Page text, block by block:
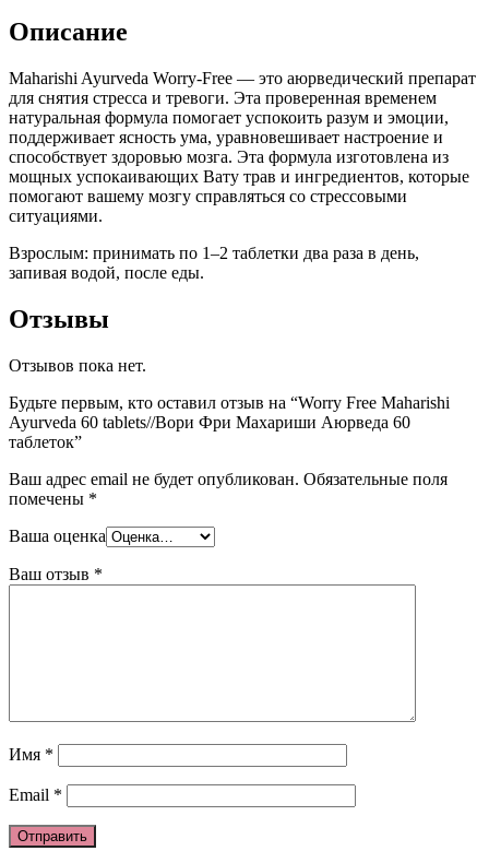
Описание
Maharishi Ayurveda Worry-Free — это аюрведический препарат
для снятия стресса и тревоги. Эта проверенная временем
натуральная формула помогает успокоить разум и эмоции,
поддерживает ясность ума, уравновешивает настроение и
способствует здоровью мозга. Эта формула изготовлена ​​из
мощных успокаивающих Вату трав и ингредиентов, которые
помогают вашему мозгу справляться со стрессовыми
ситуациями.
Взрослым: принимать по 1–2 таблетки два раза в день,
запивая водой, после еды.
Отзывы
Отзывов пока нет.
Будьте первым, кто оставил отзыв на “Worry Free Maharishi
Ayurvedа 60 tablets//Вори Фри Махариши Аюрведа 60
таблеток”
Ваш адрес email не будет опубликован. Обязательные поля
помечены *
Ваша оценка
Ваш отзыв *
Имя *
Email *